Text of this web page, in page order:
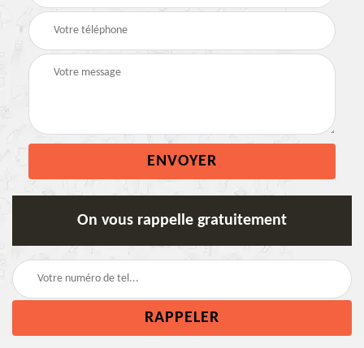
On vous rappelle gratuitement